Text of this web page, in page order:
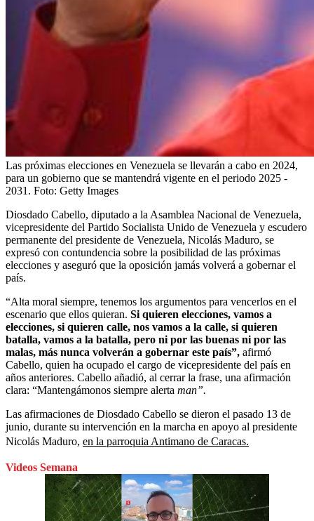
Las próximas elecciones en Venezuela se llevarán a cabo en 2024,
para un gobierno que se mantendrá vigente en el periodo 2025 -
2031. Foto: Getty Images
Diosdado Cabello, diputado a la Asamblea Nacional de Venezuela,
vicepresidente del Partido Socialista Unido de Venezuela y escudero
permanente del presidente de Venezuela, Nicolás Maduro, se
expresó con contundencia sobre la posibilidad de las próximas
elecciones y aseguró que la oposición jamás volverá a gobernar el
país.
“Alta moral siempre, tenemos los argumentos para vencerlos en el
escenario que ellos quieran. Si quieren elecciones, vamos a
elecciones, si quieren calle, nos vamos a la calle, si quieren
batalla, vamos a la batalla, pero ni por las buenas ni por las
malas, más nunca volverán a gobernar este país”, afirmó
Cabello, quien ha ocupado el cargo de vicepresidente del país en
años anteriores. Cabello añadió, al cerrar la frase, una afirmación
clara: “Mantengámonos siempre alerta man”.
Las afirmaciones de Diosdado Cabello se dieron el pasado 13 de
junio, durante su intervención en la marcha en apoyo al presidente
Nicolás Maduro, en la parroquia Antimano de Caracas.
Videos Semana